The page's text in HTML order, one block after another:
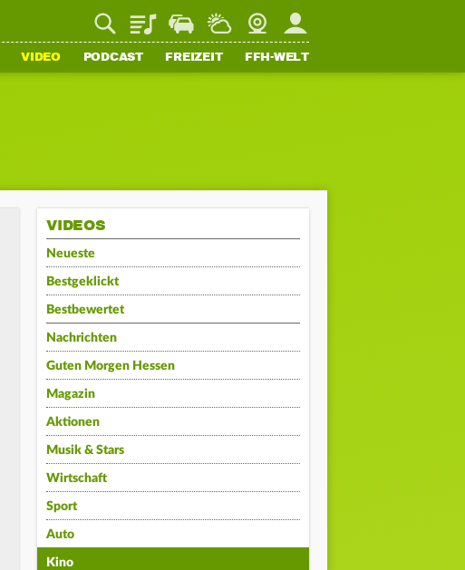
PlaylistStaupilotWetterWebcamMein FFH
VIDEO PODCAST FREIZEIT FFH-WELT
VIDEOS
Neueste
Bestgeklickt
Bestbewertet
Nachrichten
Guten Morgen Hessen
Magazin
Aktionen
Musik & Stars
Wirtschaft
Sport
Auto
Kino